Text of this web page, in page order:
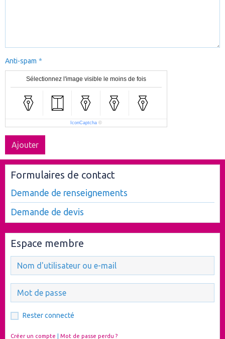
Anti-spam
Sélectionnez l'image visible le moins de fois
IconCaptcha ©
Ajouter
Formulaires de contact
Demande de renseignements
Demande de devis
Espace membre
Rester connecté
Créer un compte Mot de passe perdu ?